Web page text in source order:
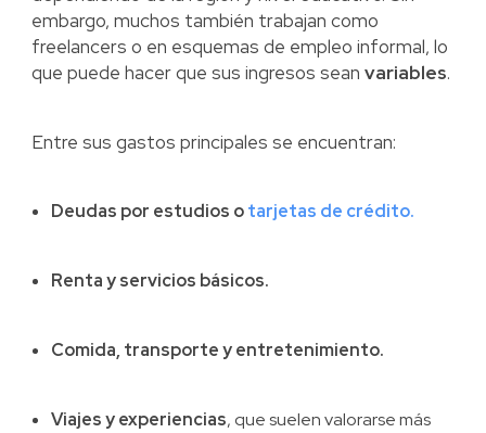
embargo, muchos también trabajan como
freelancers o en esquemas de empleo informal, lo
que puede hacer que sus ingresos sean variables.
Entre sus gastos principales se encuentran:
Deudas por estudios otarjetas de crédito.
Renta y servicios básicos.
Comida, transporte y entretenimiento.
Viajes y experiencias, que suelen valorarse más